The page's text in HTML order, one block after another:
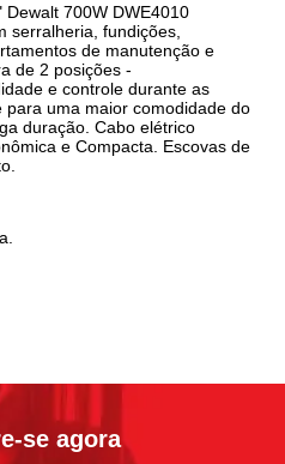
700W DWE4010
serralheria, fundições,
de manutenção e
de 2 posições -
e controle durante as
uma maior comodidade do
duração. Cabo elétrico
e Compacta. Escovas de
se agora